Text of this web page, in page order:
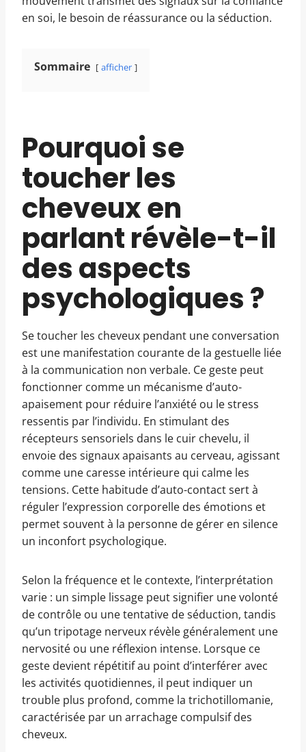
en soi, le besoin de réassurance ou la séduction.
Sommaire afficher
Pourquoi se
toucher les
cheveux en
parlant révèle-t-il
des aspects
psychologiques ?
Se toucher les cheveux pendant une conversation
est une manifestation courante de la gestuelle liée
à la communication non verbale. Ce geste peut
fonctionner comme un mécanisme d’auto-
apaisement pour réduire l’anxiété ou le stress
ressentis par l’individu. En stimulant des
récepteurs sensoriels dans le cuir chevelu, il
envoie des signaux apaisants au cerveau, agissant
comme une caresse intérieure qui calme les
tensions. Cette habitude d’auto-contact sert à
réguler l’expression corporelle des émotions et
permet souvent à la personne de gérer en silence
un inconfort psychologique.
Selon la fréquence et le contexte, l’interprétation
varie : un simple lissage peut signifier une volonté
de contrôle ou une tentative de séduction, tandis
qu’un tripotage nerveux révèle généralement une
nervosité ou une réflexion intense. Lorsque ce
geste devient répétitif au point d’interférer avec
les activités quotidiennes, il peut indiquer un
trouble plus profond, comme la trichotillomanie,
caractérisée par un arrachage compulsif des
cheveux.